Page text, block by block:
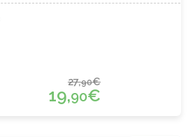
27,90€
19,90€